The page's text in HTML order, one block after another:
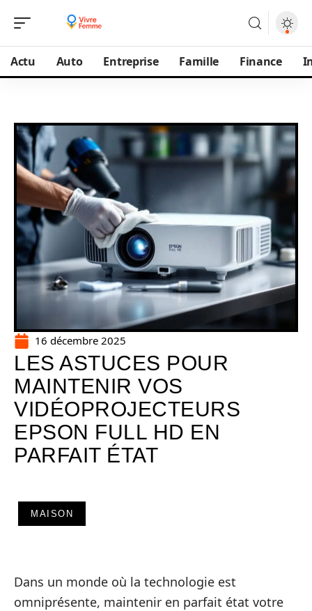
Actu Auto Entreprise Famille Finance
16 décembre 2025
LES ASTUCES POUR
MAINTENIR VOS
VIDÉOPROJECTEURS
EPSON FULL HD EN
PARFAIT ÉTAT
MAISON
Dans un monde où la technologie est
omniprésente, maintenir en parfait état votre